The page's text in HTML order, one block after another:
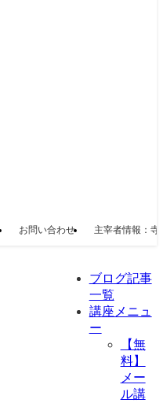
お問い合わせ 主宰者情報：寺
ブログ記事
一覧
講座メニュ
ー
【無
料】
メー
ル講